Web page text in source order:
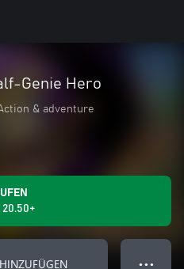
Genie Hero
& adventure
20.50+
● ● ●